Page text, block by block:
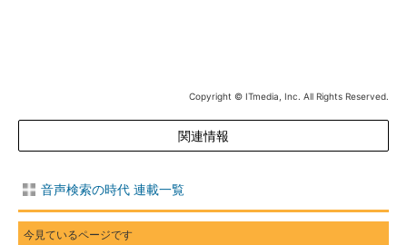
Copyright © ITmedia, Inc. All Rights Reserved.
関連情報
音声検索の時代 連載一覧